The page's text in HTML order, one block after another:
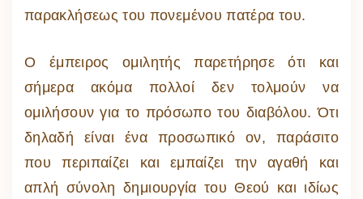
παρακλήσεως του πονεμένου πατέρα του.
Ο έμπειρος ομιλητής παρετήρησε ότι και
σήμερα ακόμα πολλοί δεν τολμούν να
ομιλήσουν για το πρόσωπο του διαβόλου. Ότι
δηλαδή είναι ένα προσωπικό ον, παράσιτο
που περιπαίζει και εμπαίζει την αγαθή και
απλή σύνολη δημιουργία του Θεού και ιδίως